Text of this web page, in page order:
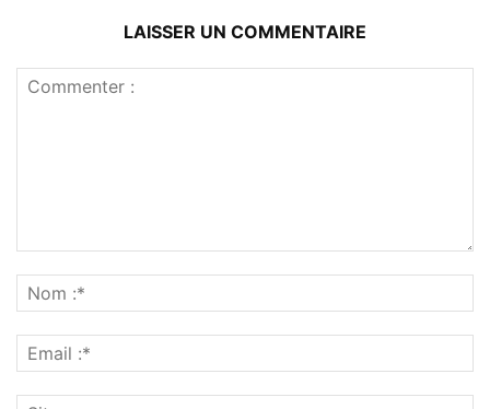
LAISSER UN COMMENTAIRE